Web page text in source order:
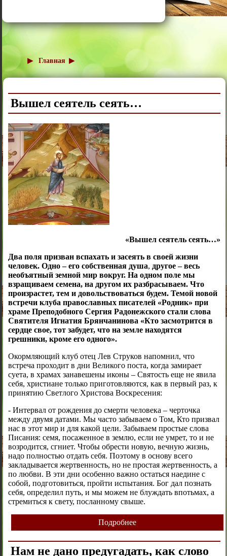
Главная
Вышел сеятель сеять…
«Вышел сеятель сеять…»
Два поля призван вспахать и засеять в своей жизни
человек. Одно – его собственная душа, другое – весь
необъятный земной мир вокруг. На одном поле мы
взращиваем семена, на другом их разбрасываем. Что
произрастет, тем и довольствоваться будем. Темой новой
встречи клуба православных писателей «Родник» при
храме Преподобного Сергия Радонежского стали слова
Святителя Игнатия Брянчанинова «Кто засмотрится в
сердце свое, тот забудет, что на земле находятся
грешники, кроме его одного».
Окормляющий клуб отец Лев Струков напомнил, что
встреча проходит в дни Великого поста, когда замирает
суета, в храмах занавешены иконы – Святость еще не явила
себя, христиане только приготовляются, как в первый раз, к
принятию Светлого Христова Воскресения:
- Интервал от рождения до смерти человека – черточка
между двумя датами. Мы часто забываем о Том, Кто призвал
нас в этот мир и для какой цели. Забываем простые слова
Писания: семя, посаженное в землю, если не умрет, то и не
возродится, сгниет. Чтобы обрести новую, вечную жизнь,
надо полностью отдать себя. Поэтому в основу всего
закладывается жертвенность, но не простая жертвенность, а
по любви. В эти дни особенно важно остаться наедине с
собой, подготовиться, пройти испытания. Бог дал познать
себя, определил путь, и мы можем не блуждать впотьмах, а
стремиться к свету, посланному свыше.
Подробнее
Нам не дано предугадать, как слово